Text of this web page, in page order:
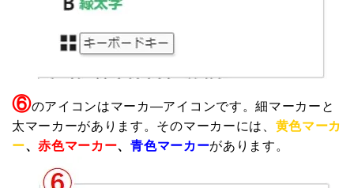
⑥のアイコンはマーカ—アイコンです。細マーカーと
太マーカーがあります。そのマーカーには、 黄色マーカ
ー、赤色マーカー、青色マーカーがあります。